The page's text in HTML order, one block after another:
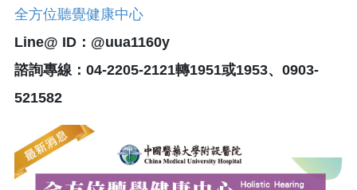
全方位聽覺健康中心
Line@ ID：@uua1160y
諮詢專線：04-2205-2121轉1951或1953、0903-
521582